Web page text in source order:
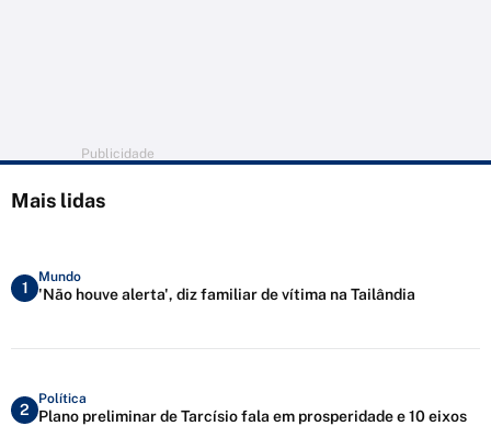
Publicidade
Mais lidas
1
Mundo
'Não houve alerta', diz familiar de vítima na Tailândia
2
Política
Plano preliminar de Tarcísio fala em prosperidade e 10 eixos